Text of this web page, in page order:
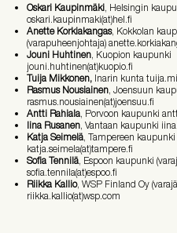
Oskari Kaupinmäki, Helsingin
oskari.kaupinmaki(at)hel.fi
Anette Korkiakangas, Kokkolan
(varapuheenjohtaja)
Jouni Huhtinen, Kuopion kaupunki
jouni.huhtinen(at)kuopio.fi
Tuija Mikkonen, Inarin kunta
Rasmus Nousiainen, Joensuun
rasmus.nousiainen(at)joensuu.fi
Antti Rahiala, Porvoon kaupunki
Iina Rusanen, Vantaan kaupunki
Katja Seimelä, Tampereen kaupunki
katja.seimela(at)tampere.fi
Sofia Tennilä, Espoon kaupunki
sofia.tennila(at)espoo.fi
Riikka Kallio, WSP Finland Oy
riikka.kallio(at)wsp.com